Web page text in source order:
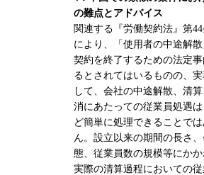
の難点とアドバイス
関連する『労働契約法』第
により、「使用者の中途解
契約を終了するための法定
るとされてはいるものの、実
して、会社の中途解散、清
消にあたっての従業員処遇
ど簡単に処理できることで
ん。設立以来の期間の長さ
態、従業員数の規模等にかか
実際の清算過程においての